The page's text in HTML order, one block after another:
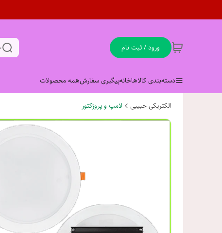
ورود / ثبت نام
دسته‌بندی کالاهاخانهپیگیری سفارشهمه محصولات
الکتریکی حبیبی لامپ و پروژکتور